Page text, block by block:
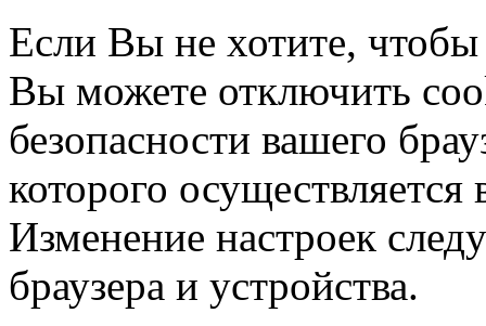
Если Вы не хотите,
Вы можете отключить
безопасности вашего
которого
Изменение настроек
браузера и устройства.